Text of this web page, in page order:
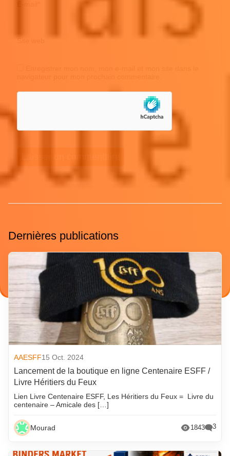
Site web
Dernières publications
AAESFF15 Oct. 2024
Lancement de la boutique en ligne Centenaire ESFF /
Livre Héritiers du Feux
Lien Livre Centenaire ESFF, Les Héritiers du Feux = Livre du
centenaire – Amicale des […]
Mourad 1843 3